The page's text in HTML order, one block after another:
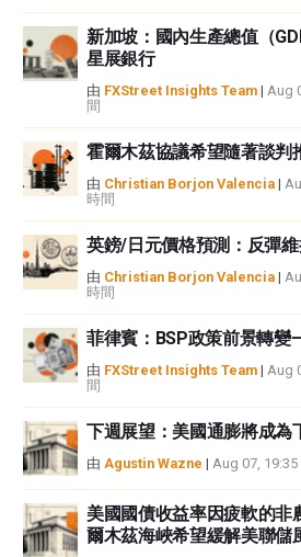
新加坡：國內生產總值（
星展銀行
由 FXStreet Insights Team | Aug
間
霍爾木茲協議希望隨著談判
由 Christian Borjon Valencia |
時間
英鎊/日元價格預測：反彈
由 Christian Borjon Valencia |
時間
菲律賓：BSP政策前景轉
由 FXStreet Insights Team | Aug
間
下週展望：美國通膨將成為
由 Agustin Wazne | Aug 07,
美國國債收益率因疲軟的非
爾木茲海峽希望緩解美聯儲